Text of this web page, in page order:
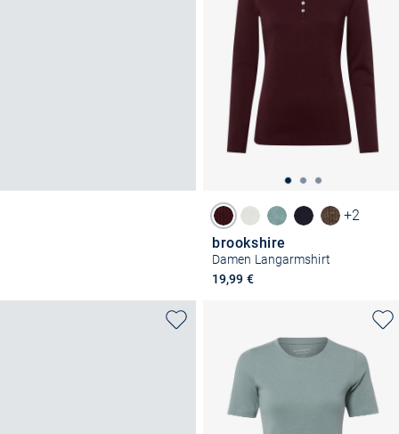
+2
brookshire
Damen Langarmshirt
19,99 €